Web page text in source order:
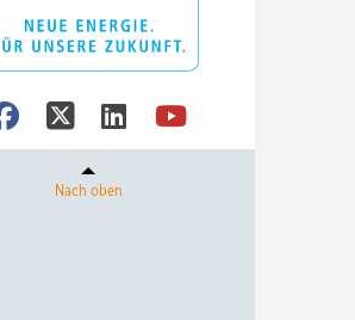
Nach oben